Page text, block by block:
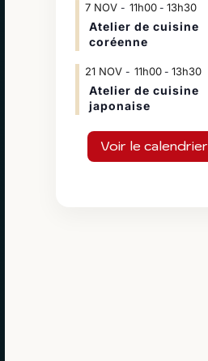
7 NOV 11h00- 13h30
Atelier de cuisine
coréenne
21 NOV 11h00- 13h30
Atelier de cuisine
japonaise
Voir le calendrier